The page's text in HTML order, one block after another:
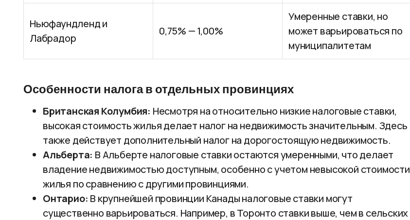
Ньюфаундленд и
Лабрадор
0,75% — 1,00%
Умеренные ставки, но
может варьироваться по
муниципалитетам
Особенности налога в отдельных провинциях
Британская Колумбия: Несмотря на относительно низкие налоговые ставки,
высокая стоимость жилья делает налог на недвижимость значительным. Здесь
также действует дополнительный налог на дорогостоящую недвижимость.
Альберта: В Альберте налоговые ставки остаются умеренными, что делает
владение недвижимостью доступным, особенно с учетом невысокой стоимости
жилья по сравнению с другими провинциями.
Онтарио: В крупнейшей провинции Канады налоговые ставки могут
существенно варьироваться. Например, в Торонто ставки выше, чем в сельских